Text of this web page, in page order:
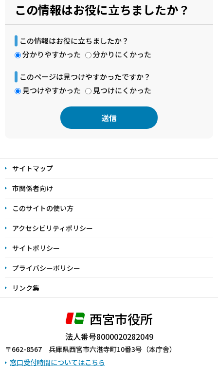
この情報はお役に立ちましたか？
この情報はお役に立ちましたか？
分かりやすかった
分かりにくかった
このページは見つけやすかったですか？
見つけやすかった
見つけにくかった
文
こ
こ
ま
で
サイトマップ
市関係者向け
このサイトの使い方
アクセシビリティポリシー
サイトポリシー
プライバシーポリシー
リンク集
西宮市役所
法人番号8000020282049
〒662-8567 兵庫県西宮市六湛寺町10番3号（本庁舎）
窓口受付時間についてはこちら